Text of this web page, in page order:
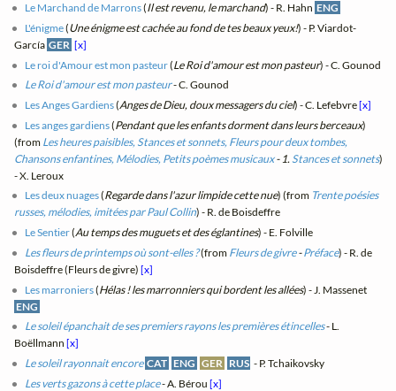
Le Marchand de Marrons(Il est revenu, le marchand) - R. Hahn ENG
L'énigme(Une énigme est cachée au fond de tes beaux yeux!) - P. Viardot-
García GER [x]
Le roi d'Amour est mon pasteur(Le Roi d'amour est mon pasteur) - C. Gounod
Le Roi d'amour est mon pasteur- C. Gounod
Les Anges Gardiens(Anges de Dieu, doux messagers du ciel) - C. Lefebvre[x]
Les anges gardiens(Pendant que les enfants dorment dans leurs berceaux)
(from Les heures paisibles, Stances et sonnets, Fleurs pour deux tombes,
Chansons enfantines, Mélodies, Petits poèmes musicaux- 1. Stances et sonnets)
- X. Leroux
Les deux nuages(Regarde dans l'azur limpide cette nue) (from Trente poésies
russes, mélodies, imitées par Paul Collin) - R. de Boisdeffre
Le Sentier(Au temps des muguets et des églantines) - E. Folville
Les fleurs de printemps où sont-elles ?(from Fleurs de givre-Préface) - R. de
Boisdeffre (Fleurs de givre)[x]
Les marroniers(Hélas ! les marronniers qui bordent les allées) - J. Massenet
ENG
Le soleil épanchait de ses premiers rayons les premières étincelles- L.
Boëllmann[x]
Le soleil rayonnait encore CAT ENG GER RUS - P. Tchaikovsky
Les verts gazons à cette place- A. Bérou[x]